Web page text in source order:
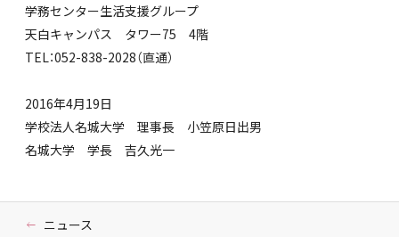
学務センター生活支援グループ
天白キャンパス タワー75 4階
TEL：052-838-2028（直通）
2016年4月19日
学校法人名城大学 理事長 小笠原日出男
名城大学 学長 吉久光一
ニュース